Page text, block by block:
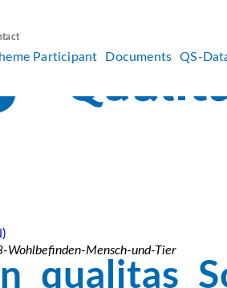
Participant Documents QS-
Wohlbefinden-Mensch-und-Tier